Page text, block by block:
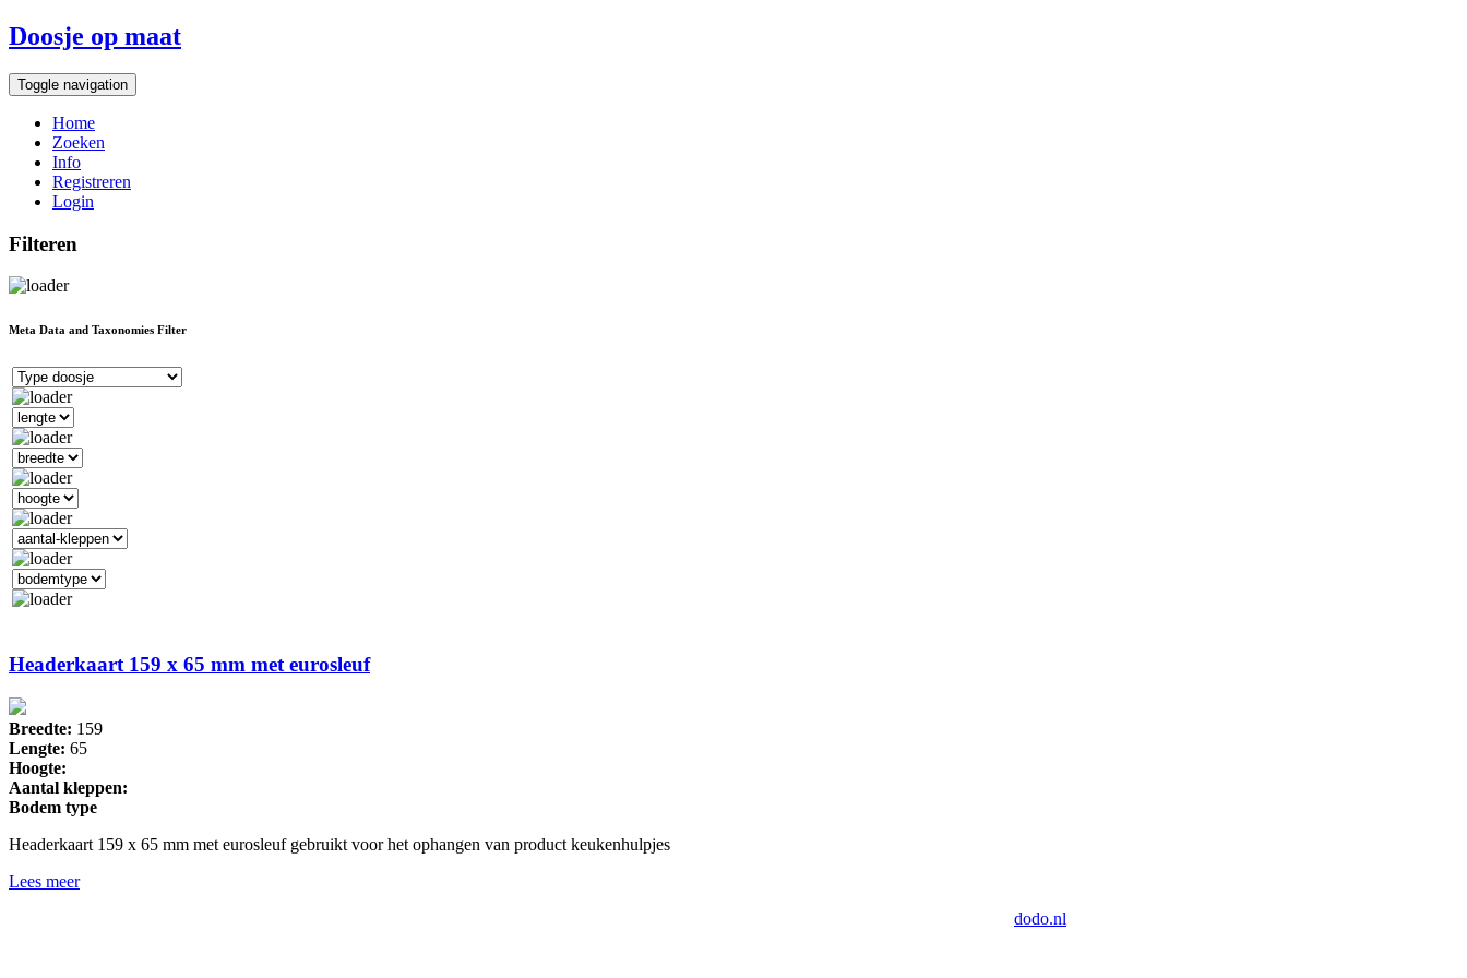
Doosje op maat
Toggle navigation
Home
Zoeken
Info
Registreren
Login
Filteren
Meta Data and Taxonomies Filter
Headerkaart 159 x 65 mm met eurosleuf
Breedte: 159
Lengte: 65
Hoogte:
Aantal kleppen:
Bodem type
Headerkaart 159 x 65 mm met eurosleuf gebruikt voor het ophangen van product keukenhulpjes
Lees meer
dodo.nl